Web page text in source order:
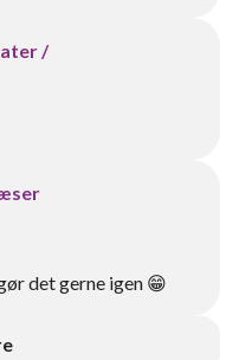
/
det gerne igen 😁